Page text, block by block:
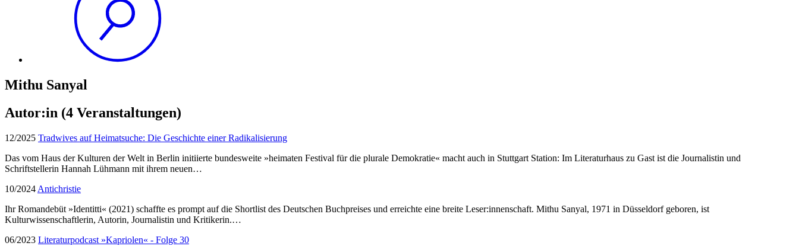
Mithu Sanyal
Autor:in (4 Veranstaltungen)
12/2025 Tradwives auf Heimatsuche: Die Geschichte einer Radikalisierung
Das vom Haus der Kulturen der Welt in Berlin initiierte bundesweite »heimaten Festival für die plurale Demokratie« macht auch in Stuttgart Station: Im Literaturhaus zu Gast ist die Journalistin und
Schriftstellerin Hannah Lühmann mit ihrem neuen…
10/2024 Antichristie
Ihr Romandebüt »Identitti« (2021) schaffte es prompt auf die Shortlist des Deutschen Buchpreises und erreichte eine breite Leser:innenschaft. Mithu Sanyal, 1971 in Düsseldorf geboren, ist
Kulturwissenschaftlerin, Autorin, Journalistin und Kritikerin.…
06/2023 Literaturpodcast »Kapriolen« - Folge 30